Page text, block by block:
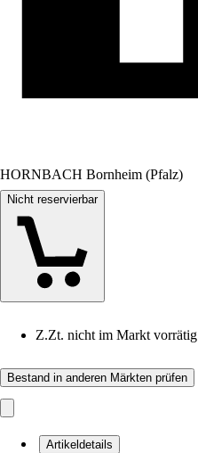
HORNBACH Bornheim (Pfalz)
Nicht reservierbar
Z.Zt. nicht im Markt vorrätig
Bestand in anderen Märkten prüfen
Artikeldetails